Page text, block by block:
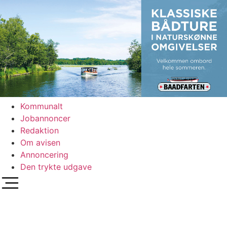
til
indhold
Kommunalt
Jobannoncer
Redaktion
Om avisen
Annoncering
Den trykte udgave